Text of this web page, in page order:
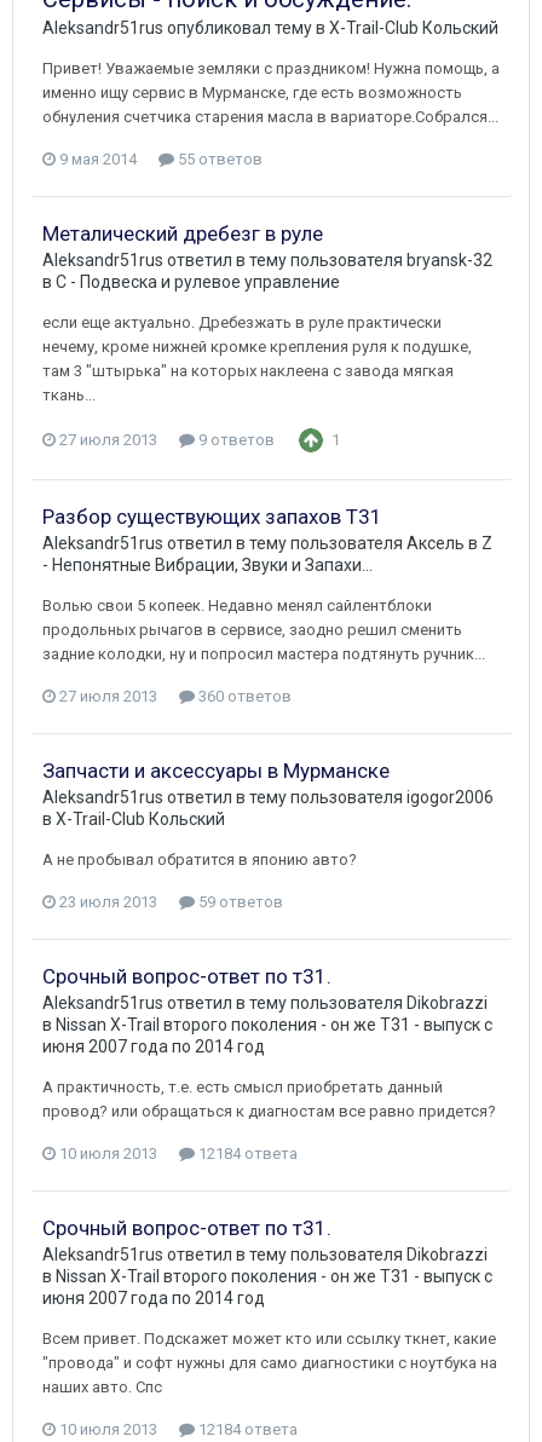
Aleksandr51rus опубликовал тему в X-Trail-Club Кольский
Привет! Уважаемые земляки с праздником! Нужна помощь, а
именно ищу сервис в Мурманске, где есть возможность
обнуления счетчика старения масла в вариаторе. ​Собрался...
9 мая 2014 55 ответов
Металический дребезг в руле
Aleksandr51rus ответил в тему пользователя bryansk-32
в C - Подвеска и рулевое управление
если еще актуально. Дребезжать в руле практически
нечему, кроме нижней кромке крепления руля к подушке,
там 3 "штырька" на которых наклеена с завода мягкая
ткань...
27 июля 2013 9 ответов 1
Разбор существующих запахов Т31
Aleksandr51rus ответил в тему пользователя Аксель в Z
- Непонятные Вибрации, Звуки и Запахи...
Волью свои 5 копеек. Недавно менял сайлентблоки
продольных рычагов в сервисе, заодно решил сменить
задние колодки, ну и попросил мастера подтянуть ручник...
27 июля 2013 360 ответов
Запчасти и аксессуары в Мурманске
Aleksandr51rus ответил в тему пользователя igogor2006
в X-Trail-Club Кольский
А не пробывал обратится в японию авто?
23 июля 2013 59 ответов
Срочный вопрос-ответ по т31.
Aleksandr51rus ответил в тему пользователя Dikobrazzi
в Nissan X-Trail второго поколения - он же Т31 - выпуск с
июня 2007 года по 2014 год
А практичность, т.е. есть смысл приобретать данный
провод? или обращаться к диагностам все равно придется?
10 июля 2013 12184 ответа
Срочный вопрос-ответ по т31.
Aleksandr51rus ответил в тему пользователя Dikobrazzi
в Nissan X-Trail второго поколения - он же Т31 - выпуск с
июня 2007 года по 2014 год
Всем привет. Подскажет может кто или ссылку ткнет, какие
"провода" и софт нужны для само диагностики с ноутбука на
наших авто. Спс
10 июля 2013 12184 ответа